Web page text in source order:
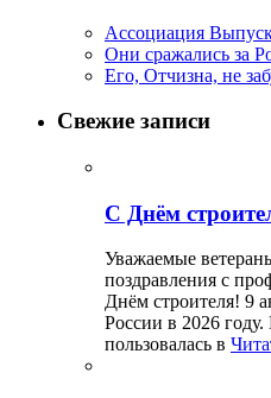
Ассоциация
Они сражались за
Его, Отчизна, не
Свежие записи
С Днём
Уважаемые
поздравления с
Днём строителя! 9
России в 2026 году.
пользовалась в